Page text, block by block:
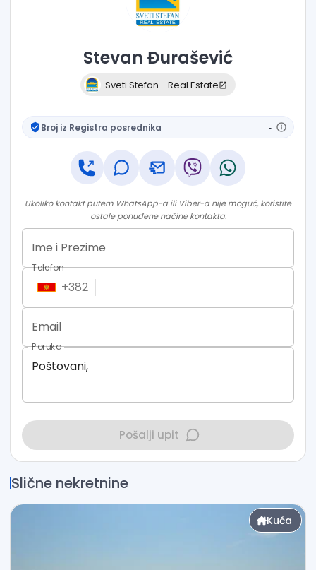
Stevan Đurašević
Sveti Stefan - Real Estate
Broj iz Registra posrednika -
Ukoliko kontakt putem WhatsApp-a ili Viber-a nije moguć, koristite
ostale ponuđene načine kontakta.
Ime i Prezime
Telefon
+382
Email
Poruka
Pošalji upit
Slične nekretnine
Kuća